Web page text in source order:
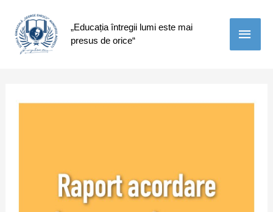
„Educația întregii lumi este mai
presus de orice“
Main